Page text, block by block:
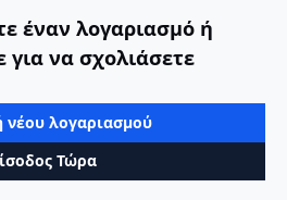
έναν λογαριασμό ή
για να σχολιάσετε
νέου λογαριασμού
Τώρα